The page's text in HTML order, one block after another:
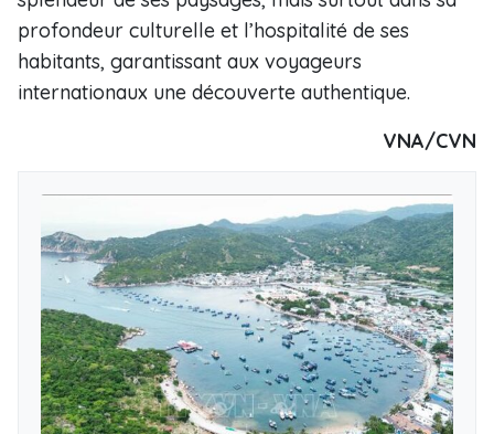
profondeur culturelle et l’hospitalité de ses
habitants, garantissant aux voyageurs
internationaux une découverte authentique.
VNA/CVN